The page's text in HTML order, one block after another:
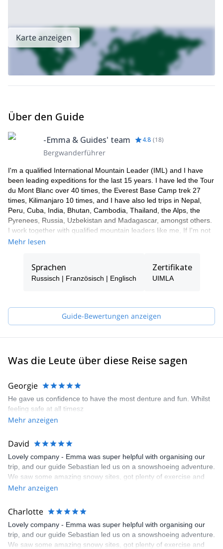
darauf, von Ihnen zu hören!
Karte anzeigen
Über den Guide
-Emma & Guides' team 4.8 (18)
Bergwanderführer
I'm a qualified International Mountain Leader (IML) and I have
been leading expeditions for the last 15 years. I have led the Tour
du Mont Blanc over 40 times, the Everest Base Camp trek 27
times, Kilimanjaro 10 times, and I have also led trips in Nepal,
Peru, Cuba, India, Bhutan, Cambodia, Thailand, the Alps, the
Pyrenees, Russia, Uzbekistan and Madagascar, amongst others.
I work together with qualified mountain leaders like me, If I'm not
available to guide you, one of my colleagues will take care of you.
Manaslu, the 8th highest mountain in the world (8156m).
Fluent in French, Russian and Spanish, I also work as an
Mehr lesen
Sprachen
Russisch | Französisch | Englisch
Zertifikate
UIMLA
Guide-Bewertungen anzeigen
Was die Leute über diese Reise sagen
Georgie
He gave us confidence to have the most denture and fun. Whilst
feeling safe at all timesz
Mehr anzeigen
David
Lovely company - Emma was super helpful with organising our
trip, and our guide Sebastian led us on a snowshoeing adventure.
We saw some amazing snowy sites, got plenty of exercise and
laughed a lot. Thank you Cloud 9!
Mehr anzeigen
Charlotte
Lovely company - Emma was super helpful with organising our
trip, and our guide Sebastian led us on a snowshoeing adventure.
We saw some amazing snowy sites, got plenty of exercise and